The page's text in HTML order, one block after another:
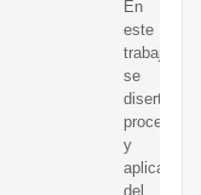
En
este
trabajo
se
disertan,
procesos
y
del